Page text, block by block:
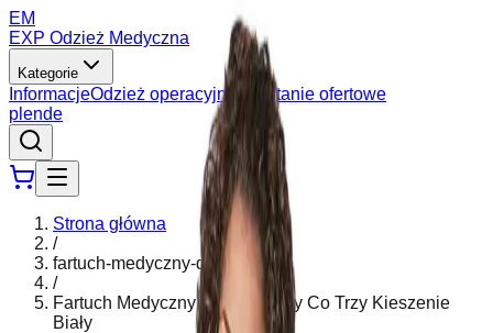
EM
EXP Odzież Medyczna
Kategorie
InformacjeOdzież operacyjna Zapytanie ofertowe
pl ende
Strona główna
/
fartuch-medyczny-damski
/
Fartuch Medyczny Damski Lady Co Trzy Kieszenie
Biały